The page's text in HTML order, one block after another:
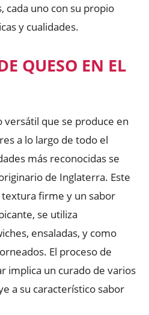
cada uno con su propio
y cualidades.
QUESO EN EL
versátil que se produce en
a lo largo de todo el
más reconocidas se
de Inglaterra. Este
firme y un sabor
se utiliza
ensaladas, y como
El proceso de
implica un curado de varios
a su característico sabor